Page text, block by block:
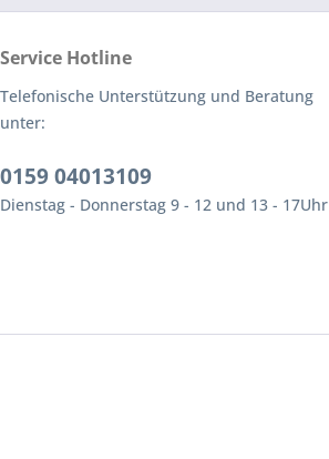
Service Hotline
Telefonische Unterstützung und Beratung
unter:
0159 04013109
Dienstag - Donnerstag 9 - 12 und 13 - 17Uhr